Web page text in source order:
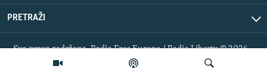
PRETRAŽI
Sva prava zadržana. Radio Free Europe / Radio Liberty © 2026
RFE/RL, Inc.